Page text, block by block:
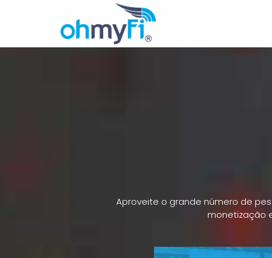
Aproveite o grande número de
monetização